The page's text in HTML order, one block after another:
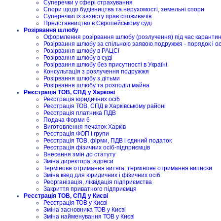
Суперечки у сфері страхування
Спори щодо будівництва та нерухомості, земельні спори
Суперечкиі із захисту прав споживачів
Представництво в Європейському суді
Розірвання шлюбу
Оформлення розірвання шлюбу (розлучення) під час
Розірвання шлюбу за спільною заявою подружжя - порядок і
Розірвання шлюбу в РАЦСі
Розірвання шлюбу в суді
Розірвання шлюбу без присутності в Україні
Консультація з розлучення подружжя
Розірвання шлюбу з дітьми
Розірвання шлюбу та розподіл майна
Реєстрація ТОВ, СПД у Харкові
Реєстрація юридичних осіб
Реєстрація ТОВ, СПД в Харківському районі
Реєстрація платника ПДВ
Подача Форми 6
Виготовлення печаток Харків
Реєстрація ФОП I групи
Реєстрація ТОВ, фірми, ПДВ і єдиний податок
Реєстрація фізичних осіб-підприємців
Внесення змін до статуту
Зміна директора, адреси
Термінове отримання витяга, термінове отримання виписки
Зміна квед для юридичних і фізичних осіб
Реорганізація, ліквідація підприємства
Закриття приватного підприємця
Реєстрація ТОВ, СПД у Києві
Реєстрація ТОВ у Києві
Зміна засновника ТОВ у Києві
Зміна найменування ТОВ у Києві